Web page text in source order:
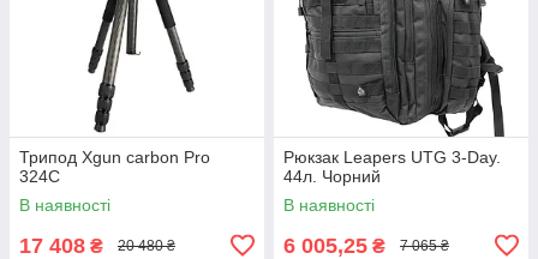
Трипод Xgun carbon Рro
324C
В наявності
17 408 ₴ 20 480 ₴
Рюкзак Leapers UTG 3-Day.
44л. Чорний
В наявності
6 005,25 ₴ 7 065 ₴